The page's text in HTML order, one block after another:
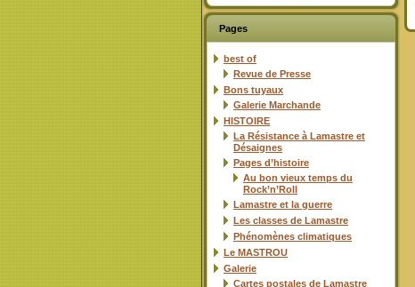
Pages
best of
Revue de Presse
Bons tuyaux
Galerie Marchande
HISTOIRE
La Résistance à Lamastre et
Désaignes
Pages d’histoire
Au bon vieux temps du
Rock’n’Roll
Lamastre et la guerre
Les classes de Lamastre
Phénomènes climatiques
Le MASTROU
Galerie
Cartes postales de Lamastre